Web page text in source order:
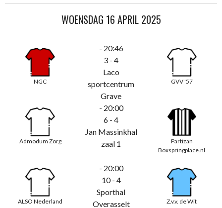
WOENSDAG 16 APRIL 2025
NGC
- 20:46
3 - 4
Laco
sportcentrum
Grave
GVV '57
Admodum Zorg
- 20:00
6 - 4
Jan Massinkhal
zaal 1
Partizan
Boxspringplace.nl
ALSO Nederland
- 20:00
10 - 4
Sporthal
Overasselt
Z.v.v. de Wit